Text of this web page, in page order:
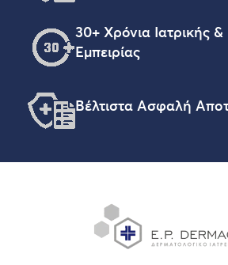
30+ Χρόνια Ιατρικής &
Εμπειρίας
Βέλτιστα Ασφαλή